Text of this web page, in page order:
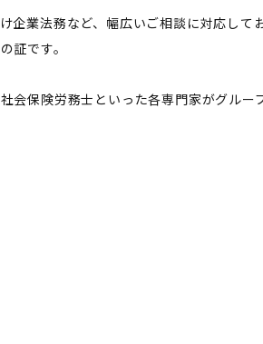
業法務など、幅広いご相談に対応してお
証です。
会保険労務士といった各専門家がグル